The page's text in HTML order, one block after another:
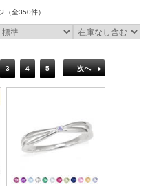
（全350件）
3 4 5 次へ